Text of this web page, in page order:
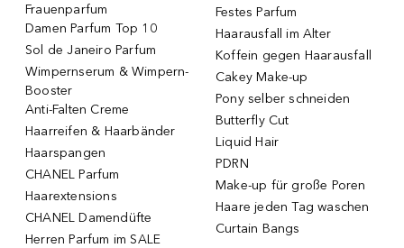
Frauenparfum
Damen Parfum Top 10
Sol de Janeiro Parfum
Wimpernserum & Wimpern-
Booster
Anti-Falten Creme
Haarreifen & Haarbänder
Haarspangen
CHANEL Parfum
Haarextensions
CHANEL Damendüfte
Herren Parfum im SALE
Festes Parfum
Haarausfall im Alter
Koffein gegen Haarausfall
Cakey Make-up
Pony selber schneiden
Butterfly Cut
Liquid Hair
PDRN
Make-up für große Poren
Haare jeden Tag waschen
Curtain Bangs